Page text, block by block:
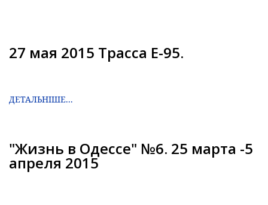
27 мая 2015 Трасса Е-95.
ДЕТАЛЬНІШЕ...
"Жизнь в Одессе" №6. 25 марта -5
апреля 2015